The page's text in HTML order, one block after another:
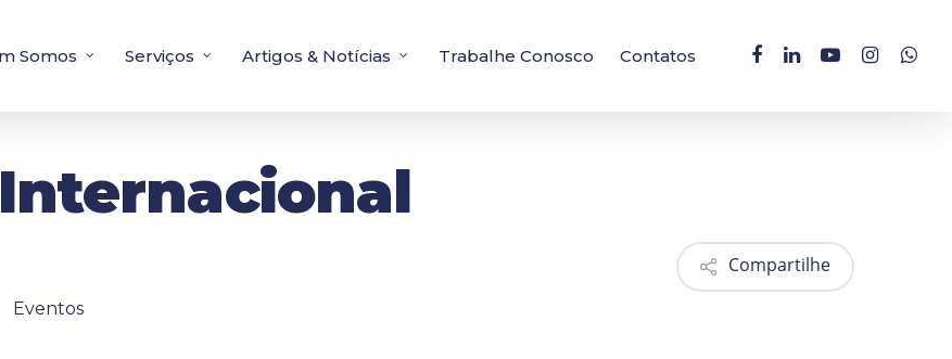
Somos Serviços Artigos & Notícias Trabalhe Conosco Contatos facebooklinkedinyoutubeinstagram
Internacional
Eventos
Compartilhe